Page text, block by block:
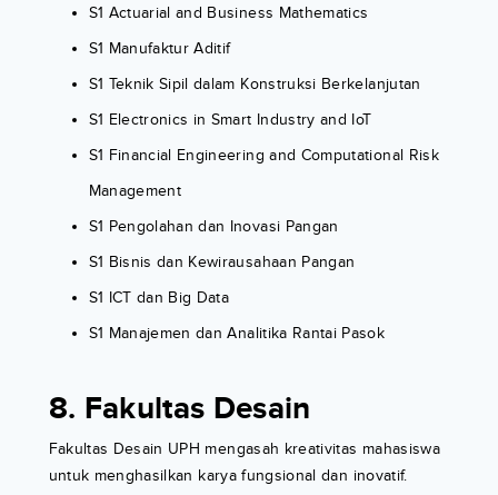
S1 Actuarial and Business Mathematics
S1 Manufaktur Aditif
S1 Teknik Sipil dalam Konstruksi Berkelanjutan
S1 Electronics in Smart Industry and IoT
S1 Financial Engineering and Computational Risk
Management
S1 Pengolahan dan Inovasi Pangan
S1 Bisnis dan Kewirausahaan Pangan
S1 ICT dan Big Data
S1 Manajemen dan Analitika Rantai Pasok
8. Fakultas Desain
Fakultas Desain UPH mengasah kreativitas mahasiswa
untuk menghasilkan karya fungsional dan inovatif.